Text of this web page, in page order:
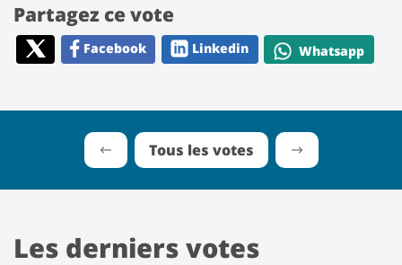
Partagez ce vote
Facebook Linkedin Whatsapp
Tous les votes
Les derniers votes